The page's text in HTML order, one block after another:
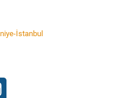
İstanbul